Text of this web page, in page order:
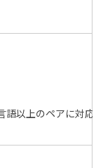
以上のペアに対応